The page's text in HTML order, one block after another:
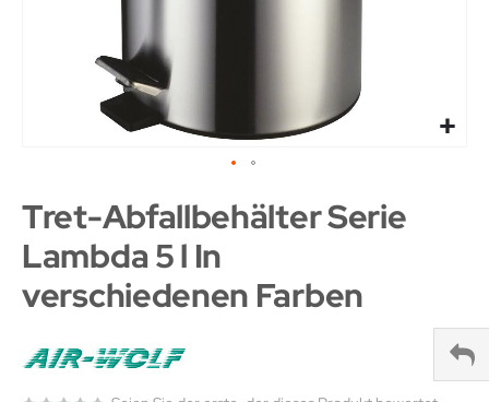
Tret-Abfallbehälter Serie
Lambda 5 l In
verschiedenen Farben